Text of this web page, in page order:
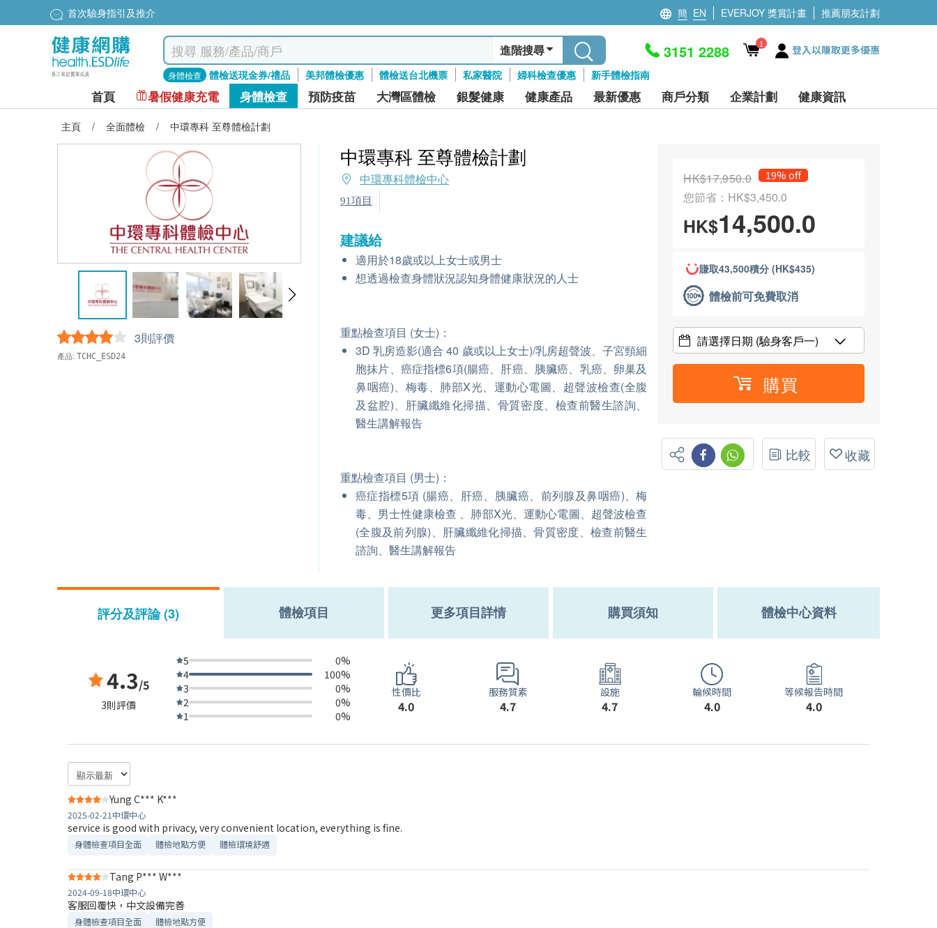
首次驗身指引及推介 簡 EN EVERJOY 獎賞計畫 推薦朋友計劃
進階搜尋
身體檢查 體檢送現金券/禮品 美邦體檢優惠 體檢送台北機票 私家醫院 婦科檢查優惠 新手體檢指南
3151 2288 1 登入以賺取更多優惠
首頁 暑假健康充電 身體檢查 預防疫苗 大灣區體檢 銀髮健康 健康產品 最新優惠 商戶分類 企業計劃 健康資訊
主頁 / 全面體檢 / 中環專科 至尊體檢計劃
3則評價
產品: TCHC_ESD24
中環專科 至尊體檢計劃
中環專科體檢中心
91項目
建議給
適用於18歲或以上女士或男士
想透過檢查身體狀況認知身體健康狀況的人士
重點檢查項目 (女士)：
3D 乳房造影(適合 40 歲或以上女士)/乳房超聲波、子宮頸細
胞抹片、癌症指標6項(腸癌、肝癌、胰臟癌、乳癌、卵巢及
鼻咽癌)、梅毒、肺部X光、運動心電圖、超聲波檢查(全腹
及盆腔)、肝臟纖維化掃描、骨質密度、檢查前醫生諮詢、
醫生講解報告
重點檢查項目 (男士)：
癌症指標5項 (腸癌、肝癌、胰臟癌、前列腺及鼻咽癌)、梅
毒、男士性健康檢查 、肺部X光、運動心電圖、超聲波檢查
(全腹及前列腺)、肝臟纖維化掃描、骨質密度、檢查前醫生
諮詢、醫生講解報告
HK$17,950.0 19% off
您節省：HK$3,450.0
HK$14,500.0
賺取43,500積分 (HK$435)
體檢前可免費取消
請選擇日期 (驗身客戶一)
購買
比較 收藏
評分及評論 (3) 體檢項目 更多項目詳情 購買須知 體檢中心資料
4.3/5
3則評價
5
0%
4
100%
3
0%
2
0%
1
0%
性價比
4.0
服務質素
4.7
設施
4.7
輪候時間
4.0
等候報告時間
4.0
Yung C*** K***
2025-02-21 中環中心
service is good with privacy, very convenient location, everything is fine.
身體檢查項目全面 體檢地點方便 體檢環境舒適​
Tang P*** W***
2024-09-18中環中心
客服回覆快，中文設備完善
身體檢查項目全面 體檢地點方便